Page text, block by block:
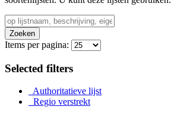
Zoeken
Items per pagina:
Selected filters
Authoritatieve lijst
Regio verstrekt